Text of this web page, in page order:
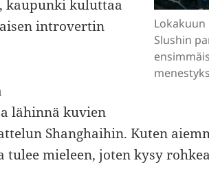
Slushin
kaupunki kuluttaa
introvertin
lähinnä kuvien
Shanghaihin. Kuten
tulee mieleen, joten kysy